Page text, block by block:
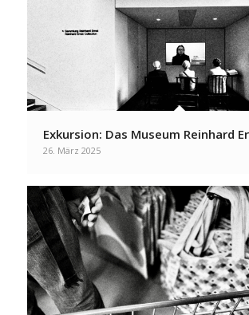
Exkursion: Das Museum Reinhard
26. März 2025